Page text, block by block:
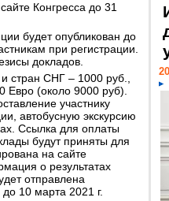
Конгресса до 31
будет опубликован до
при регистрации.
докладов.
стран СНГ – 1000 руб.,
Евро (около 9000 руб).
участнику
автобусную экскурсию
Ссылка для оплаты
будут приняты для
на сайте
о результатах
отправлена
10 марта 2021 г.